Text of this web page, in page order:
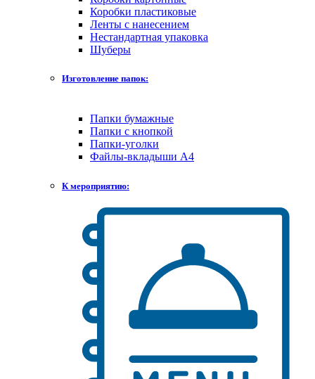
Коробки пластиковые
Ленты с нанесением
Нестандартная упаковка
Шуберы
Изготовление папок:
Папки бумажные
Папки с кнопкой
Папки-уголки
Файлы-вкладыши А4
К мероприятию: